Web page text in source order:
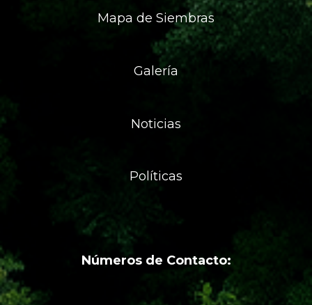
Mapa de Siembras
Galería
Noticias
Políticas
Números de Contacto: